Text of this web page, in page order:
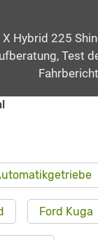
Hybrid 225
Test
Ford Kuga